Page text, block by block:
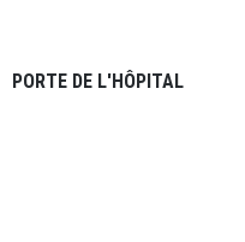
PORTE DE L'HÔPITAL